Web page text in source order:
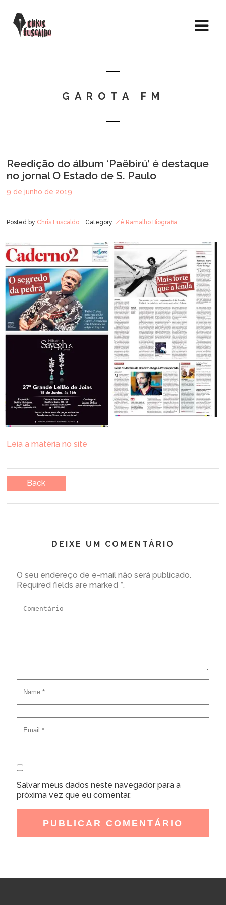
GAROTA FM
Reedição do álbum ‘Paêbirú’ é destaque
no jornal O Estado de S. Paulo
9 de junho de 2019
Posted by Chris Fuscaldo Category: Zé Ramalho Biografia
Leia a matéria no site
Back
DEIXE UM COMENTÁRIO
O seu endereço de e-mail não será publicado.
Required fields are marked *.
Salvar meus dados neste navegador para a
próxima vez que eu comentar.